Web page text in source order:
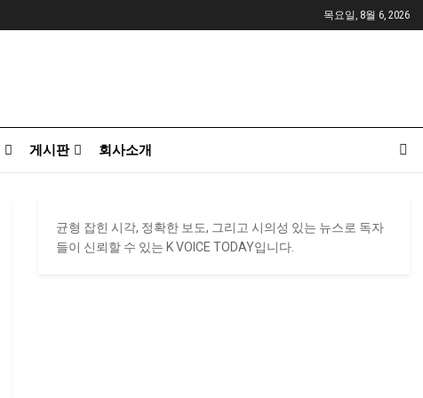
목요일, 8월 6, 2026
게시판 회사소개
균형 잡힌 시각, 정확한 보도, 그리고 시의성 있는 뉴스로 독자
들이 신뢰할 수 있는 K VOICE TODAY입니다.